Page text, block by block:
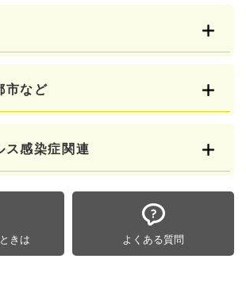
市など
ス感染症関連
きは よくある質問